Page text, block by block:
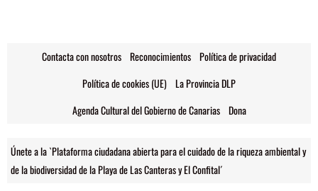
Contacta con nosotros Reconocimientos Política de privacidad
Política de cookies (UE) La Provincia DLP
Agenda Cultural del Gobierno de Canarias Dona
Únete a la `Plataforma ciudadana abierta para el cuidado de la riqueza ambiental y
de la biodiversidad de la Playa de Las Canteras y El Confital´